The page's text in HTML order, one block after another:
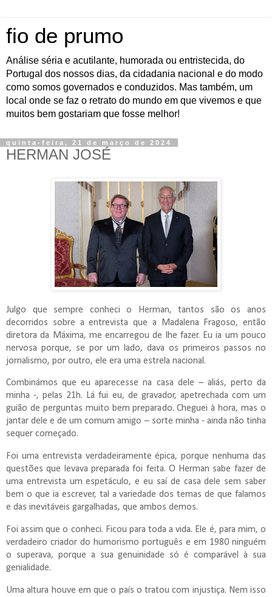
fio de prumo
Análise séria e acutilante, humorada ou entristecida, do
Portugal dos nossos dias, da cidadania nacional e do modo
como somos governados e conduzidos. Mas também, um
local onde se faz o retrato do mundo em que vivemos e que
muitos bem gostariam que fosse melhor!
quinta-feira, 21 de março de 2024
HERMAN JOSÉ
Julgo que sempre conheci o Herman, tantos são os anos
decorridos sobre a entrevista que a Madalena Fragoso, então
diretora da Máxima, me encarregou de lhe fazer. Eu ia um pouco
nervosa porque, se por um lado, dava os primeiros passos no
jornalismo, por outro, ele era uma estrela nacional.
Combinámos que eu aparecesse na casa dele – aliás, perto da
minha -, pelas 21h. Lá fui eu, de gravador, apetrechada com um
guião de perguntas muito bem preparado. Cheguei à hora, mas o
jantar dele e de um comum amigo – sorte minha - ainda não tinha
sequer começado.
Foi uma entrevista verdadeiramente épica, porque nenhuma das
questões que levava preparada foi feita. O Herman sabe fazer de
uma entrevista um espetáculo, e eu saí de casa dele sem saber
bem o que ia escrever, tal a variedade dos temas de que falamos
e das inevitáveis gargalhadas, que ambos demos.
Foi assim que o conheci. Ficou para toda a vida. Ele é, para mim, o
verdadeiro criador do humorismo português e em 1980 ninguém
o superava, porque a sua genuinidade só é comparável à sua
genialidade.
Uma altura houve em que o país o tratou com injustiça. Nem isso